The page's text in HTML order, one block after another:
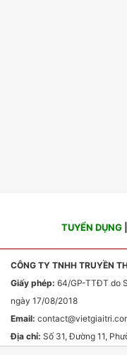
TUYỂN DỤNG
CÔNG TY TNHH TRUYỀN
Giấy phép: 64/GP-TTĐT do
ngày 17/08/2018
Email: contact
Địa chỉ: Số 31, Đường 11,